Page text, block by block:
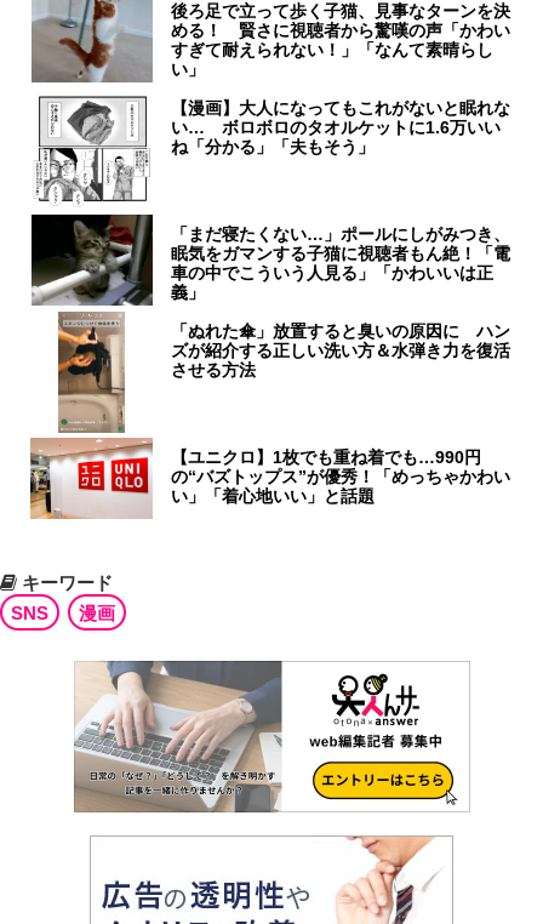
後ろ足で立って歩く子猫、見事なターンを決
める！ 賢さに視聴者から驚嘆の声「かわい
すぎて耐えられない！」「なんて素晴らし
い」
【漫画】大人になってもこれがないと眠れな
い… ボロボロのタオルケットに1.6万いい
ね「分かる」「夫もそう」
「まだ寝たくない…」ポールにしがみつき、
眠気をガマンする子猫に視聴者もん絶！「電
車の中でこういう人見る」「かわいいは正
義」
「ぬれた傘」放置すると臭いの原因に ハン
ズが紹介する正しい洗い方＆水弾き力を復活
させる方法
【ユニクロ】1枚でも重ね着でも…990円
の“バズトップス”が優秀！「めっちゃかわい
い」「着心地いい」と話題
キーワード
SNS
漫画